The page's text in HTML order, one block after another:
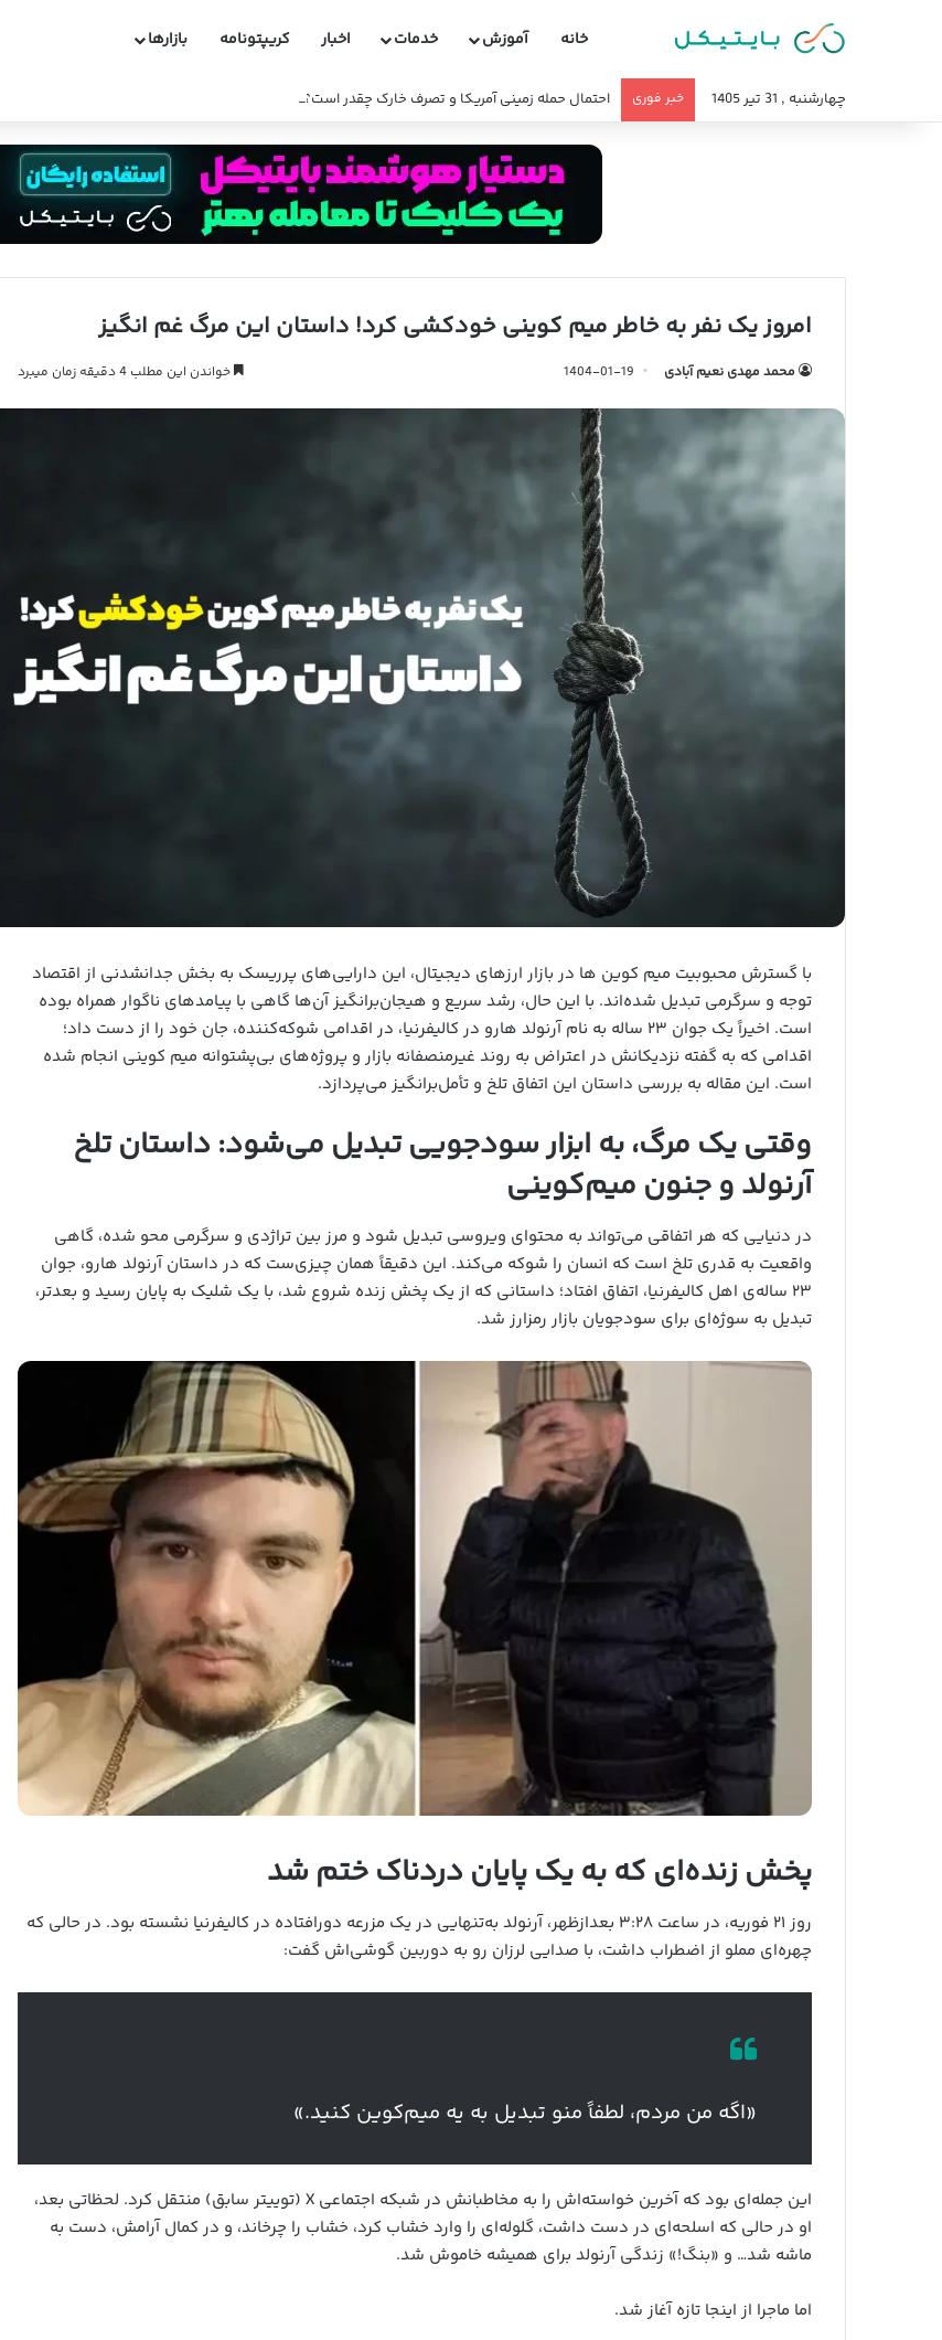
خانه آموزش خدمات اخبار کریپتونامه بازارها
چهارشنبه , 31 تیر 1405 خبر فوری احتمال حمله زمینی آمریکا و تصرف خارک چقدر است؟
امروز یک نفر به خاطر میم کوینی خودکشی کرد! داستان این مرگ غم انگیز
محمد مهدی نعیم آبادی 1404-01-19 خواندن این مطلب 4 دقیقه زمان میبرد
با گسترش محبوبیت میم کوین‌ ها در بازار ارزهای دیجیتال، این دارایی‌های پرریسک به بخش جدانشدنی از اقتصاد
توجه و سرگرمی تبدیل شده‌اند. با این حال، رشد سریع و هیجان‌برانگیز آن‌ها گاهی با پیامدهای ناگوار همراه بوده
است. اخیراً یک جوان ۲۳ ساله به نام آرنولد هارو در کالیفرنیا، در اقدامی شوکه‌کننده، جان خود را از دست داد؛
اقدامی که به گفته نزدیکانش در اعتراض به روند غیرمنصفانه بازار و پروژه‌های بی‌پشتوانه میم کوینی انجام شده
است. این مقاله به بررسی داستان این اتفاق تلخ و تأمل‌برانگیز می‌پردازد.
وقتی یک مرگ، به ابزار سودجویی تبدیل می‌شود: داستان تلخ
آرنولد و جنون میم‌کوینی
در دنیایی که هر اتفاقی می‌تواند به محتوای ویروسی تبدیل شود و مرز بین تراژدی و سرگرمی محو شده، گاهی
واقعیت به قدری تلخ است که انسان را شوکه می‌کند. این دقیقاً همان چیزی‌ست که در داستان آرنولد هارو، جوان
۲۳ ساله‌ی اهل کالیفرنیا، اتفاق افتاد؛ داستانی که از یک پخش زنده شروع شد، با یک شلیک به پایان رسید و بعدتر،
تبدیل به سوژه‌ای برای سودجویان بازار رمزارز شد.
پخش زنده‌ای که به یک پایان دردناک ختم شد
روز ۲۱ فوریه، در ساعت ۳:۲۸ بعدازظهر، آرنولد به‌تنهایی در یک مزرعه دورافتاده در کالیفرنیا نشسته بود. در حالی که
چهره‌ای مملو از اضطراب داشت، با صدایی لرزان رو به دوربین گوشی‌اش گفت:
«اگه من مردم، لطفاً منو تبدیل به یه میم‌کوین کنید.»
این جمله‌ای بود که آخرین خواسته‌اش را به مخاطبانش در شبکه اجتماعی X (توییتر سابق) منتقل کرد. لحظاتی بعد،
او در حالی که اسلحه‌ای در دست داشت، گلوله‌ای را وارد خشاب کرد، خشاب را چرخاند، و در کمال آرامش، دست به
ماشه شد… و «بنگ!» زندگی آرنولد برای همیشه خاموش شد.
اما ماجرا از اینجا تازه آغاز شد.